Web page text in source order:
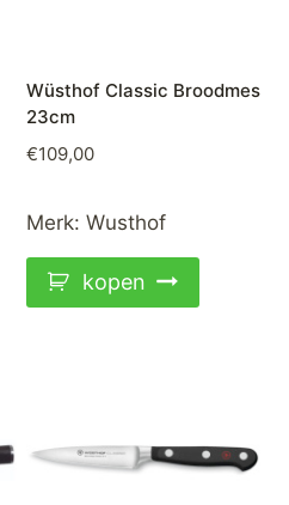
Wüsthof Classic Broodmes
23cm
€109,00
Merk: Wusthof
kopen